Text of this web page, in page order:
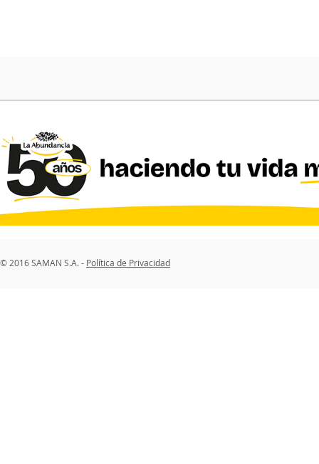
© 2016 SAMAN S.A. - Política de Privacidad